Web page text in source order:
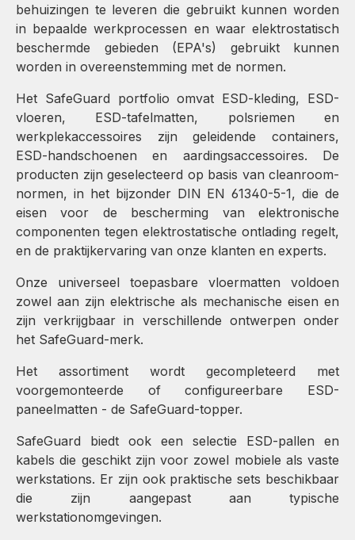
behuizingen te leveren die gebruikt kunnen worden
in bepaalde werkprocessen en waar elektrostatisch
beschermde gebieden (EPA's) gebruikt kunnen
worden in overeenstemming met de normen.
Het SafeGuard portfolio omvat ESD-kleding, ESD-
vloeren, ESD-tafelmatten, polsriemen en
werkplekaccessoires zijn geleidende containers,
ESD-handschoenen en aardingsaccessoires. De
producten zijn geselecteerd op basis van cleanroom-
normen, in het bijzonder DIN EN 61340-5-1, die de
eisen voor de bescherming van elektronische
componenten tegen elektrostatische ontlading regelt,
en de praktijkervaring van onze klanten en experts.
Onze universeel toepasbare vloermatten voldoen
zowel aan zijn elektrische als mechanische eisen en
zijn verkrijgbaar in verschillende ontwerpen onder
het SafeGuard-merk.
Het assortiment wordt gecompleteerd met
voorgemonteerde of configureerbare ESD-
paneelmatten - de SafeGuard-topper.
SafeGuard biedt ook een selectie ESD-pallen en
kabels die geschikt zijn voor zowel mobiele als vaste
werkstations. Er zijn ook praktische sets beschikbaar
die zijn aangepast aan typische
werkstationomgevingen.